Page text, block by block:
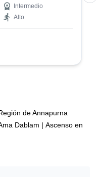
Intermedio
Alto
de Annapurna
Dablam | Ascenso en